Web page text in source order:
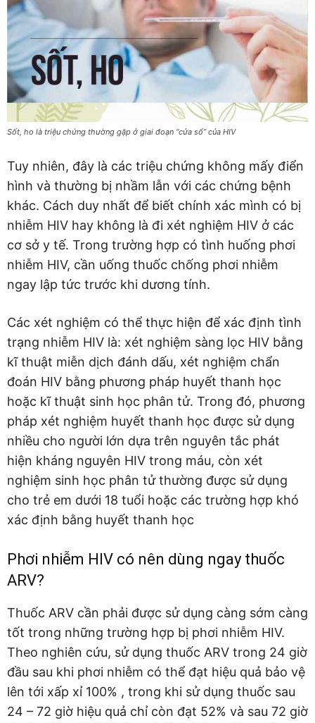
Sốt, ho là triệu chứng thường gặp ở giai đoạn “cửa sổ” của HIV
Tuy nhiên, đây là các triệu chứng không mấy điển
hình và thường bị nhầm lẫn với các chứng bệnh
khác. Cách duy nhất để biết chính xác mình có bị
nhiễm HIV hay không là đi xét nghiệm HIV ở các
cơ sở y tế. Trong trường hợp có tình huống phơi
nhiễm HIV, cần uống thuốc chống phơi nhiễm
ngay lập tức trước khi dương tính.
Các xét nghiệm có thể thực hiện để xác định tình
trạng nhiễm HIV là: xét nghiệm sàng lọc HIV bằng
kĩ thuật miễn dịch đánh dấu, xét nghiệm chẩn
đoán HIV bằng phương pháp huyết thanh học
hoặc kĩ thuật sinh học phân tử. Trong đó, phương
pháp xét nghiệm huyết thanh học được sử dụng
nhiều cho người lớn dựa trên nguyên tắc phát
hiện kháng nguyên HIV trong máu, còn xét
nghiệm sinh học phân tử thường được sử dụng
cho trẻ em dưới 18 tuổi hoặc các trường hợp khó
xác định bằng huyết thanh học
Phơi nhiễm HIV có nên dùng ngay thuốc
ARV?
Thuốc ARV cần phải được sử dụng càng sớm càng
tốt trong những trường hợp bị phơi nhiễm HIV.
Theo nghiên cứu, sử dụng thuốc ARV trong 24 giờ
đầu sau khi phơi nhiễm có thể đạt hiệu quả bảo vệ
lên tới xấp xỉ 100% , trong khi sử dụng thuốc sau
24 – 72 giờ hiệu quả chỉ còn đạt 52% và sau 72 giờ